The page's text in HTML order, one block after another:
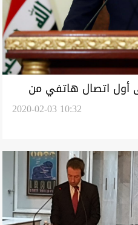
أول اتصال هاتفي من
2020-02-03 10:32